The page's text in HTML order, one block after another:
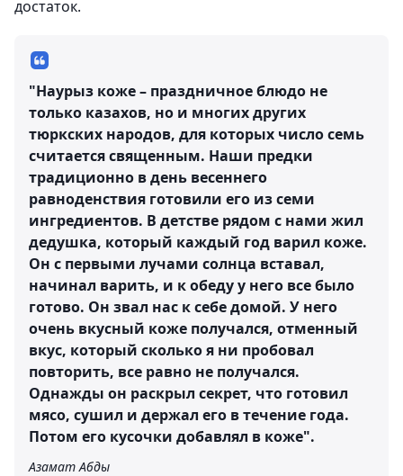
достаток.
"Наурыз коже – праздничное блюдо не
только казахов, но и многих других
тюркских народов, для которых число семь
считается священным. Наши предки
традиционно в день весеннего
равноденствия готовили его из семи
ингредиентов. В детстве рядом с нами жил
дедушка, который каждый год варил коже.
Он с первыми лучами солнца вставал,
начинал варить, и к обеду у него все было
готово. Он звал нас к себе домой. У него
очень вкусный коже получался, отменный
вкус, который сколько я ни пробовал
повторить, все равно не получался.
Однажды он раскрыл секрет, что готовил
мясо, сушил и держал его в течение года.
Потом его кусочки добавлял в коже".
Азамат Абды